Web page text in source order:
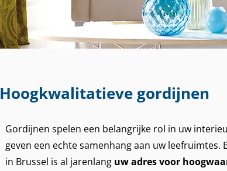
Hoogkwalitatieve gordijnen
Gordijnen spelen een belangrijke rol in uw
geven een echte samenhang aan uw leefruimtes.
in Brussel is al jarenlang uw adres voor